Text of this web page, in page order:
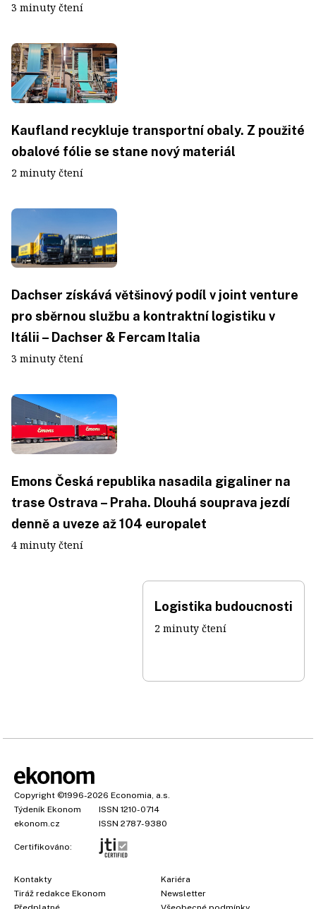
3 minuty čtení
Kaufland recykluje transportní obaly. Z použité
obalové fólie se stane nový materiál
2 minuty čtení
Dachser získává většinový podíl v joint venture
pro sběrnou službu a kontraktní logistiku v
Itálii – Dachser & Fercam Italia
3 minuty čtení
Emons Česká republika nasadila gigaliner na
trase Ostrava – Praha. Dlouhá souprava jezdí
denně a uveze až 104 europalet
4 minuty čtení
Logistika budoucnosti
2 minuty čtení
Copyright ©1996-2026 Economia, a.s.
Týdeník Ekonom
ISSN 1210-0714
ekonom.cz
ISSN 2787-9380
Certifikováno:
Kontakty
Tiráž redakce Ekonom
Kariéra
Newsletter